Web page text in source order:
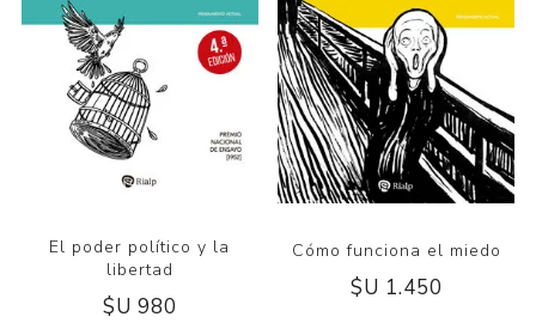
El poder político y la
libertad
$U 980
Cómo funciona el miedo
$U 1.450